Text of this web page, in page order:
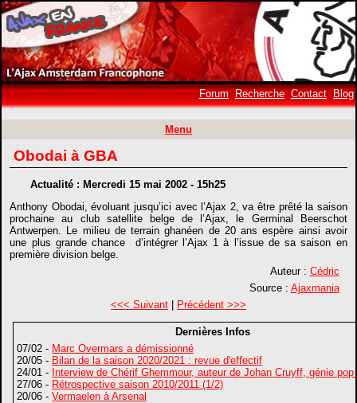
Forum Recherche Contact Blog
Menu
Obodai à GBA
Actualité : Mercredi 15 mai 2002 - 15h25
Anthony Obodai, évoluant jusqu’ici avec l’Ajax 2, va être prêté la saison
prochaine au club satellite belge de l’Ajax, le Germinal Beerschot
Antwerpen. Le milieu de terrain ghanéen de 20 ans espère ainsi avoir
une plus grande chance d’intégrer l’Ajax 1 à l’issue de sa saison en
première division belge.
Auteur : Cédric
Source : Ajaxmania
<<< Suivant| Précédent >>>
Dernières Infos
07/02 - Marc Overmars a démissionné
20/05 - Bilan de la saison 2020/2021 : revue d'effectif
24/01 - Interview de Chérif Ghemmour, auteur de Johan Cruyff, génie
27/06 - Rétrospective saison 2010/2011 (1/2)
20/06 -Vermaelen à Arsenal